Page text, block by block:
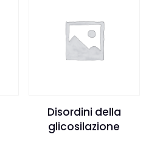
Disordini della
glicosilazione